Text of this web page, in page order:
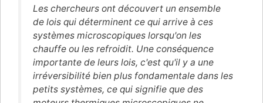
Les chercheurs ont découvert un ensemble
de lois qui déterminent ce qui arrive à ces
systèmes microscopiques lorsqu'on les
chauffe ou les refroidit. Une conséquence
importante de leurs lois, c'est qu'il y a une
irréversibilité bien plus fondamentale dans les
petits systèmes, ce qui signifie que des